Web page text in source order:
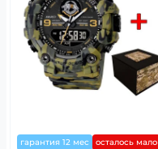
гарантия 12 мес осталось мало